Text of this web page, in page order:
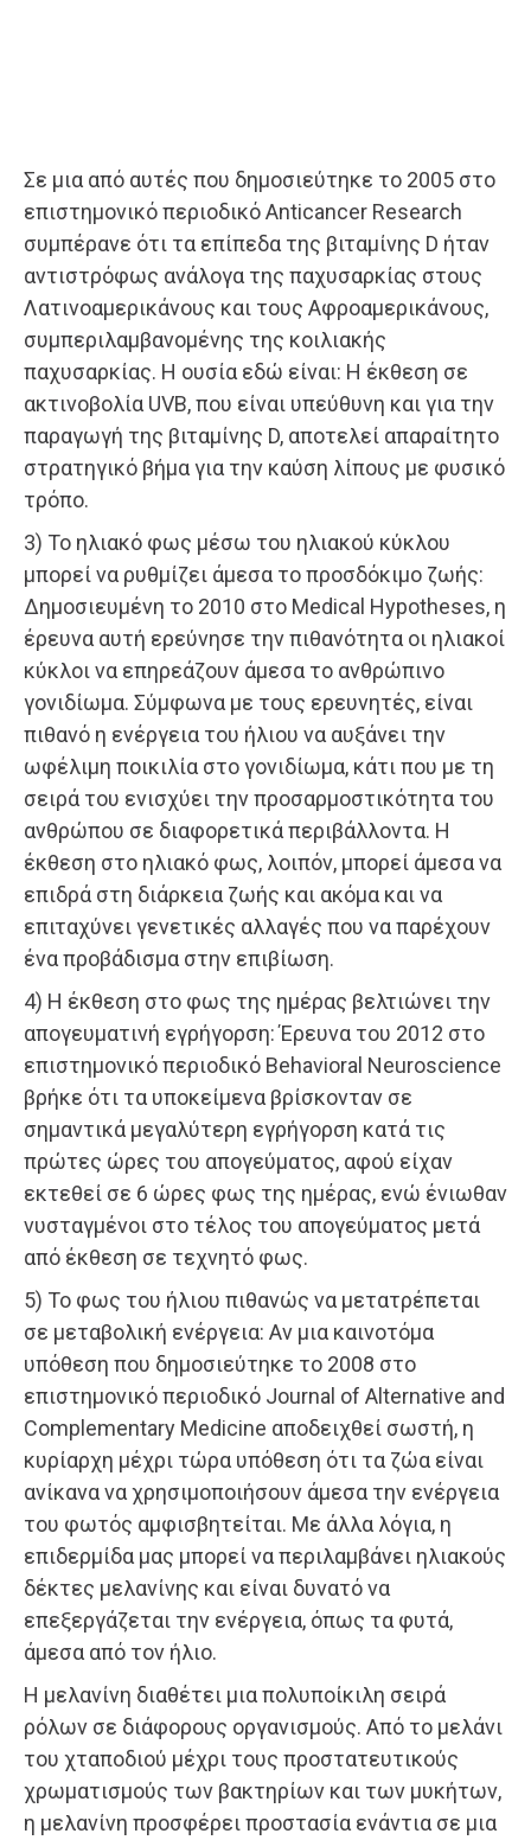
Σε μια από αυτές που δημοσιεύτηκε το 2005 στο
επιστημονικό περιοδικό Anticancer Research
συμπέρανε ότι τα επίπεδα της βιταμίνης D ήταν
αντιστρόφως ανάλογα της παχυσαρκίας στους
Λατινοαμερικάνους και τους Αφροαμερικάνους,
συμπεριλαμβανομένης της κοιλιακής
παχυσαρκίας. Η ουσία εδώ είναι: Η έκθεση σε
ακτινοβολία UVB, που είναι υπεύθυνη και για την
παραγωγή της βιταμίνης D, αποτελεί απαραίτητο
στρατηγικό βήμα για την καύση λίπους με φυσικό
τρόπο.
3) Το ηλιακό φως μέσω του ηλιακού κύκλου
μπορεί να ρυθμίζει άμεσα το προσδόκιμο ζωής:
Δημοσιευμένη το 2010 στο Medical Hypotheses, η
έρευνα αυτή ερεύνησε την πιθανότητα οι ηλιακοί
κύκλοι να επηρεάζουν άμεσα το ανθρώπινο
γονιδίωμα. Σύμφωνα με τους ερευνητές, είναι
πιθανό η ενέργεια του ήλιου να αυξάνει την
ωφέλιμη ποικιλία στο γονιδίωμα, κάτι που με τη
σειρά του ενισχύει την προσαρμοστικότητα του
ανθρώπου σε διαφορετικά περιβάλλοντα. Η
έκθεση στο ηλιακό φως, λοιπόν, μπορεί άμεσα να
επιδρά στη διάρκεια ζωής και ακόμα και να
επιταχύνει γενετικές αλλαγές που να παρέχουν
ένα προβάδισμα στην επιβίωση.
4) Η έκθεση στο φως της ημέρας βελτιώνει την
απογευματινή εγρήγορση: Έρευνα του 2012 στο
επιστημονικό περιοδικό Behavioral Neuroscience
βρήκε ότι τα υποκείμενα βρίσκονταν σε
σημαντικά μεγαλύτερη εγρήγορση κατά τις
πρώτες ώρες του απογεύματος, αφού είχαν
εκτεθεί σε 6 ώρες φως της ημέρας, ενώ ένιωθαν
νυσταγμένοι στο τέλος του απογεύματος μετά
από έκθεση σε τεχνητό φως.
5) Το φως του ήλιου πιθανώς να μετατρέπεται
σε μεταβολική ενέργεια: Αν μια καινοτόμα
υπόθεση που δημοσιεύτηκε το 2008 στο
επιστημονικό περιοδικό Journal of Alternative and
Complementary Medicine αποδειχθεί σωστή, η
κυρίαρχη μέχρι τώρα υπόθεση ότι τα ζώα είναι
ανίκανα να χρησιμοποιήσουν άμεσα την ενέργεια
του φωτός αμφισβητείται. Με άλλα λόγια, η
επιδερμίδα μας μπορεί να περιλαμβάνει ηλιακούς
δέκτες μελανίνης και είναι δυνατό να
επεξεργάζεται την ενέργεια, όπως τα φυτά,
άμεσα από τον ήλιο.
Η μελανίνη διαθέτει μια πολυποίκιλη σειρά
ρόλων σε διάφορους οργανισμούς. Από το μελάνι
του χταποδιού μέχρι τους προστατευτικούς
χρωματισμούς των βακτηρίων και των μυκήτων,
η μελανίνη προσφέρει προστασία ενάντια σε μια